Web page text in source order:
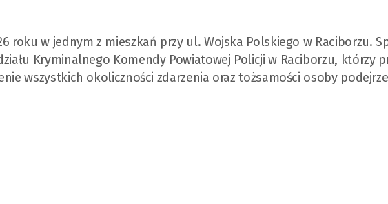
roku w jednym z mieszkań przy ul. Wojska Polskiego w Raciborzu.
Kryminalnego Komendy Powiatowej Policji w Raciborzu, którzy
wszystkich okoliczności zdarzenia oraz tożsamości osoby